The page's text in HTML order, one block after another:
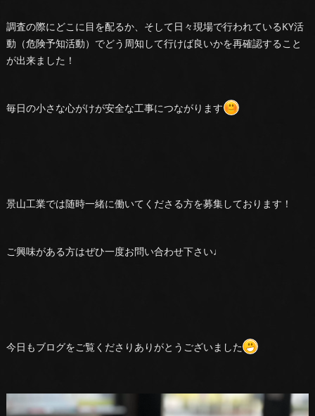
調査の際にどこに目を配るか、そして日々現場で行われているKY活
動（危険予知活動）でどう周知して行けば良いかを再確認すること
が出来ました！
毎日の小さな心がけが安全な工事につながります
景山工業では随時一緒に働いてくださる方を募集しております！
ご興味がある方はぜひ一度お問い合わせ下さい♩
今日もブログをご覧くださりありがとうございました